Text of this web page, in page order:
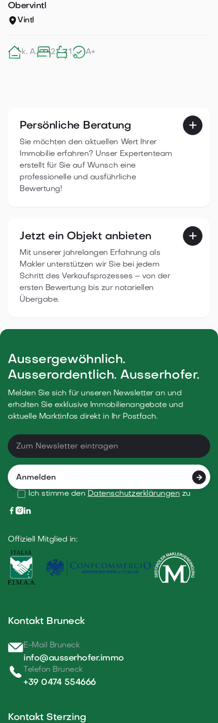
Obervintl
Vintl
k. A. 2 1 A+
Persönliche Beratung
Sie möchten den aktuellen Wert Ihrer
Immobilie erfahren? Unser Expertenteam
erstellt für Sie auf Wunsch eine
professionelle und ausführliche
Bewertung!

Jetzt ein Objekt anbieten
Mit unserer jahrelangen Erfahrung als
Makler unterstützen wir Sie bei jedem
Schritt des Verkaufsprozesses – von der
ersten Bewertung bis zur notariellen
Übergabe.

Aussergewöhnlich.
Ausserordentlich. Ausserhofer.
Melden Sie sich für unseren Newsletter an und
erhalten Sie exklusive Immobilienangebote und
aktuelle Marktinfos direkt in Ihr Postfach.

Ich stimme den Datenschutzerklärungen zu
 
Offiziell Mitglied in:
Kontakt Bruneck
E-Mail Bruneck
info@ausserhofer.immo
Telefon Bruneck
+39 0474 554666
Kontakt Sterzing